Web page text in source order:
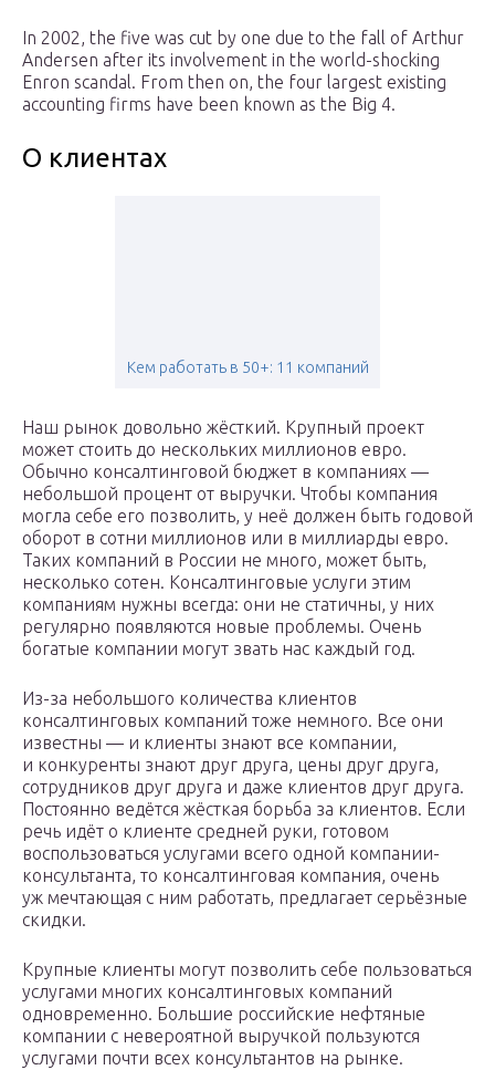
In 2002, the five was cut by one due to the fall of Arthur
Andersen after its involvement in the world-shocking
Enron scandal. From then on, the four largest existing
accounting firms have been known as the Big 4.
О клиентах
Кем работать в 50+: 11 компаний
Наш рынок довольно жёсткий. Крупный проект
может стоить до нескольких миллионов евро.
Обычно консалтинговой бюджет в компаниях —
небольшой процент от выручки. Чтобы компания
могла себе его позволить, у неё должен быть годовой
оборот в сотни миллионов или в миллиарды евро.
Таких компаний в России не много, может быть,
несколько сотен. Консалтинговые услуги этим
компаниям нужны всегда: они не статичны, у них
регулярно появляются новые проблемы. Очень
богатые компании могут звать нас каждый год.
Из-за небольшого количества клиентов
консалтинговых компаний тоже немного. Все они
известны — и клиенты знают все компании,
и конкуренты знают друг друга, цены друг друга,
сотрудников друг друга и даже клиентов друг друга.
Постоянно ведётся жёсткая борьба за клиентов. Если
речь идёт о клиенте средней руки, готовом
воспользоваться услугами всего одной компании-
консультанта, то консалтинговая компания, очень
уж мечтающая с ним работать, предлагает серьёзные
скидки.
Крупные клиенты могут позволить себе пользоваться
услугами многих консалтинговых компаний
одновременно. Большие российские нефтяные
компании с невероятной выручкой пользуются
услугами почти всех консультантов на рынке.